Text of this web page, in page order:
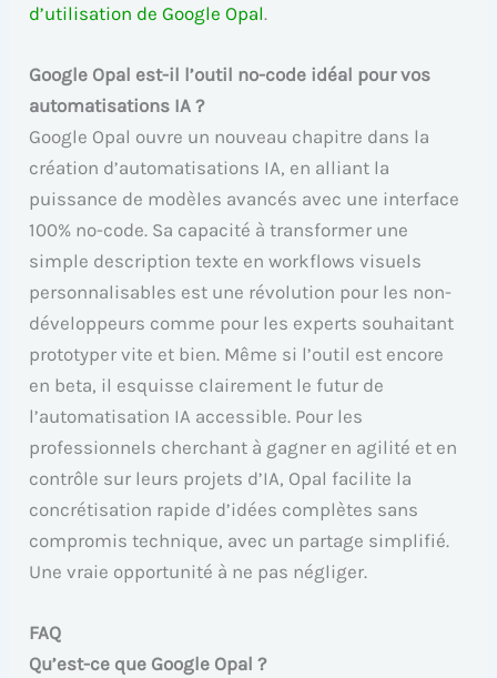
d’utilisation de Google Opal.
Google Opal est-il l’outil no-code idéal pour vos
automatisations IA ?
Google Opal ouvre un nouveau chapitre dans la
création d’automatisations IA, en alliant la
puissance de modèles avancés avec une interface
100% no-code. Sa capacité à transformer une
simple description texte en workflows visuels
personnalisables est une révolution pour les non-
développeurs comme pour les experts souhaitant
prototyper vite et bien. Même si l’outil est encore
en beta, il esquisse clairement le futur de
l’automatisation IA accessible. Pour les
professionnels cherchant à gagner en agilité et en
contrôle sur leurs projets d’IA, Opal facilite la
concrétisation rapide d’idées complètes sans
compromis technique, avec un partage simplifié.
Une vraie opportunité à ne pas négliger.
FAQ
Qu’est-ce que Google Opal ?